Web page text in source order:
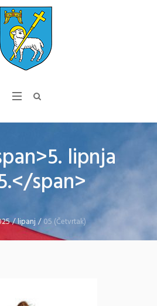
lipnja
span>
/lipanj /05 (Četvrtak)